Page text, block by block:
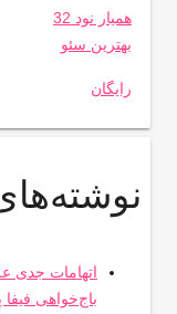
همیار نود 32
بهترین سئو
رایگان
اتهامات جدی
باج‌خواهی